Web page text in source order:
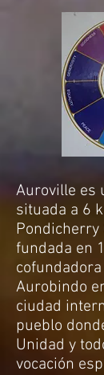
Auroville es
situada a 6
Pondicherry
fundada en
Aurobindo
ciudad
pueblo
Unidad y
vocación